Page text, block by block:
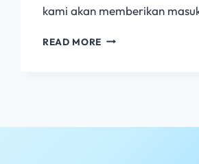
kami akan memberikan
READ MORE